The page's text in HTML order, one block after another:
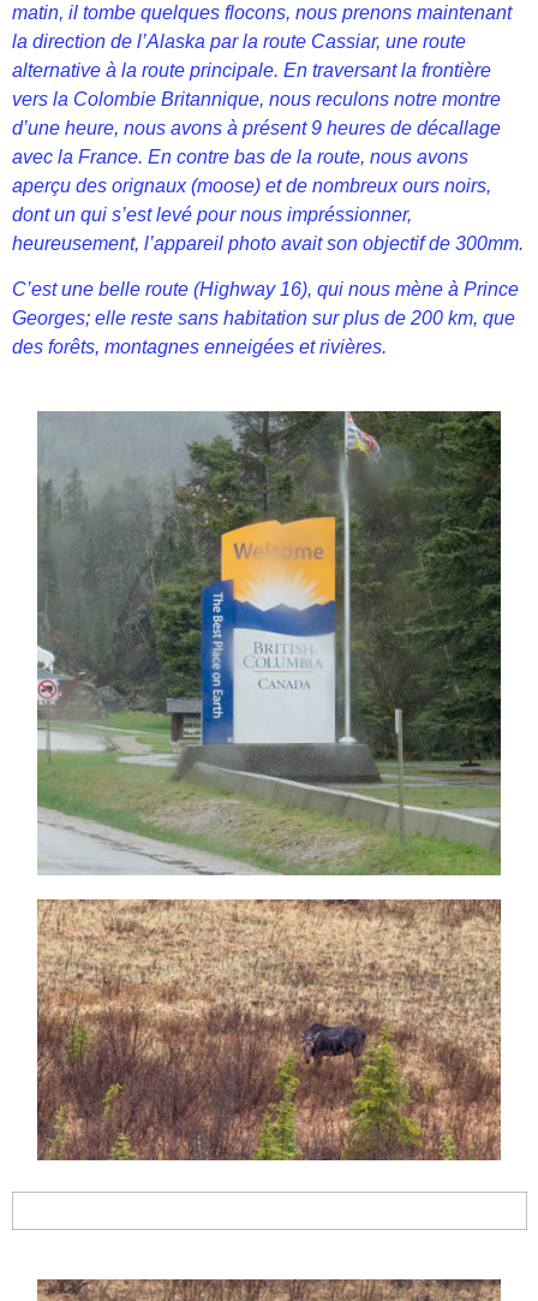
matin, il tombe quelques flocons, nous prenons maintenant
la direction de l’Alaska par la route Cassiar, une route
alternative à la route principale. En traversant la frontière
vers la Colombie Britannique, nous reculons notre montre
d’une heure, nous avons à présent 9 heures de décallage
avec la France. En contre bas de la route, nous avons
aperçu des orignaux (moose) et de nombreux ours noirs,
dont un qui s’est levé pour nous impréssionner,
heureusement, l’appareil photo avait son objectif de 300mm.
C’est une belle route (Highway 16), qui nous mène à Prince
Georges; elle reste sans habitation sur plus de 200 km, que
des forêts, montagnes enneigées et rivières.